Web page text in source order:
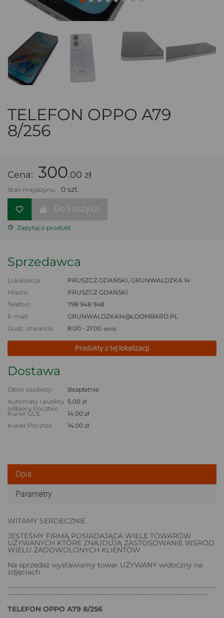
TELEFON OPPO A79
8/256
Cena: 300.00 zł
Stan magazynu: 0 szt.
Do koszyka
Zapytaj o produkt
Sprzedawca
Lokalizacja:
PRUSZCZ GDAŃSKI, GRUNWALDZKA 14
Miasto:
PRUSZCZ GDAŃSKI
Telefon:
798 948 948
E-mail:
GRUNWALDZKA14@LOOMBARD.PL
Godz. otwarcia:
8:00 - 21:00 (dziś)
Produkty z tej lokalizacji
Dostawa
Obiór osobisty:
Bezpłatnie
Automaty i punkty
odbioru Pocztex:
5.00 zł
Kurier GLS:
14.00 zł
Kurier Pocztex:
14.00 zł
Opis
Parametry
WITAMY SERDECZNIE
JESTEŚMY FIRMĄ POSIADAJĄCA WIELE TOWARÓW
UŻYWANYCH KTÓRE ZNAJDUJĄ ZASTOSOWANIE WŚRÓD
WIELU ZADOWOLONYCH KLIENTÓW
Na sprzedaż wystawiamy towar UŻYWANY widoczny na
zdjęciach
-----------------------------------------------------------------------------------
--------------------------------------------------------------------------------
TELEFON OPPO A79 8/256